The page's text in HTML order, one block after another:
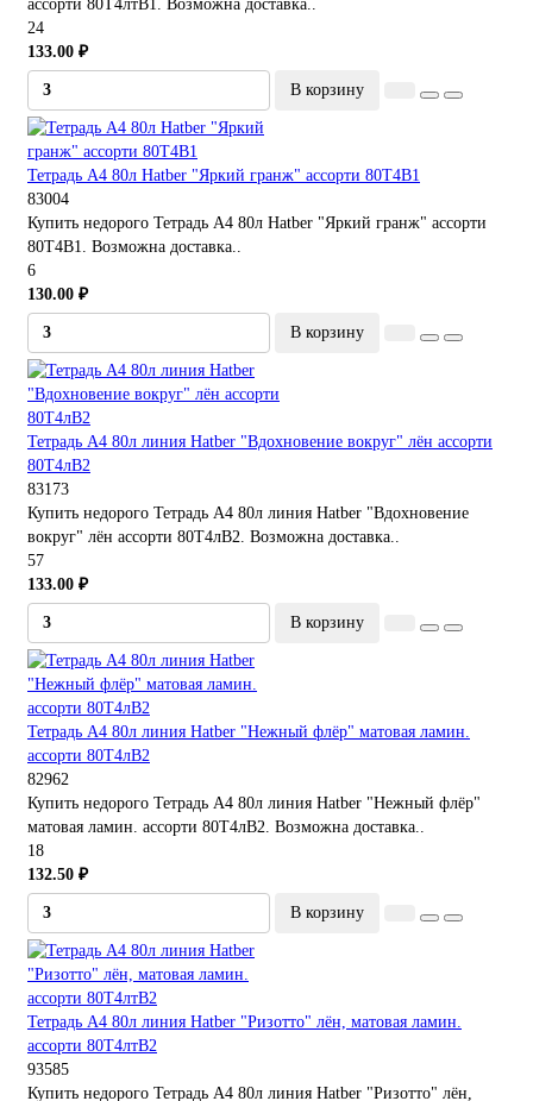
ассорти 80Т4лтВ1. Возможна доставка..
24
133.00 ₽
В корзину
Тетрадь А4 80л Hatber "Яркий гранж" ассорти 80Т4В1
83004
Купить недорого Тетрадь А4 80л Hatber "Яркий гранж" ассорти
80Т4В1. Возможна доставка..
6
130.00 ₽
В корзину
Тетрадь А4 80л линия Hatber "Вдохновение вокруг" лён ассорти
80Т4лВ2
83173
Купить недорого Тетрадь А4 80л линия Hatber "Вдохновение
вокруг" лён ассорти 80Т4лВ2. Возможна доставка..
57
133.00 ₽
В корзину
Тетрадь А4 80л линия Hatber "Нежный флёр" матовая ламин.
ассорти 80Т4лВ2
82962
Купить недорого Тетрадь А4 80л линия Hatber "Нежный флёр"
матовая ламин. ассорти 80Т4лВ2. Возможна доставка..
18
132.50 ₽
В корзину
Тетрадь А4 80л линия Hatber "Ризотто" лён, матовая ламин.
ассорти 80Т4лтВ2
93585
Купить недорого Тетрадь А4 80л линия Hatber "Ризотто" лён,